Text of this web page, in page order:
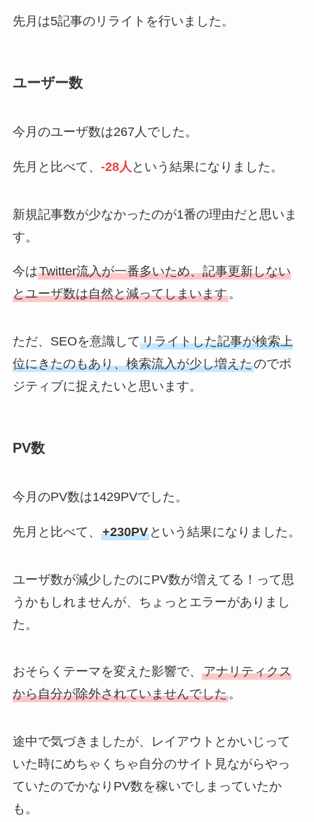
先月は5記事のリライトを行いました。
ユーザー数
今月のユーザ数は267人でした。
先月と比べて、 -28人 という結果になりました。
新規記事数が少なかったのが1番の理由だと思いま
す。
今はTwitter流入が一番多いため、記事更新しない
とユーザ数は自然と減ってしまいます。
ただ、SEOを意識してリライトした記事が検索上
位にきたのもあり、検索流入が少し増えたのでポ
ジティブに捉えたいと思います。
PV数
今月のPV数は1429PVでした。
先月と比べて、 +230PVという結果になりました。
ユーザ数が減少したのにPV数が増えてる！って思
うかもしれませんが、ちょっとエラーがありまし
た。
おそらくテーマを変えた影響で、 アナリティクス
から自分が除外されていませんでした。
途中で気づきましたが、レイアウトとかいじって
いた時にめちゃくちゃ自分のサイト見ながらやっ
ていたのでかなりPV数を稼いでしまっていたか
も。